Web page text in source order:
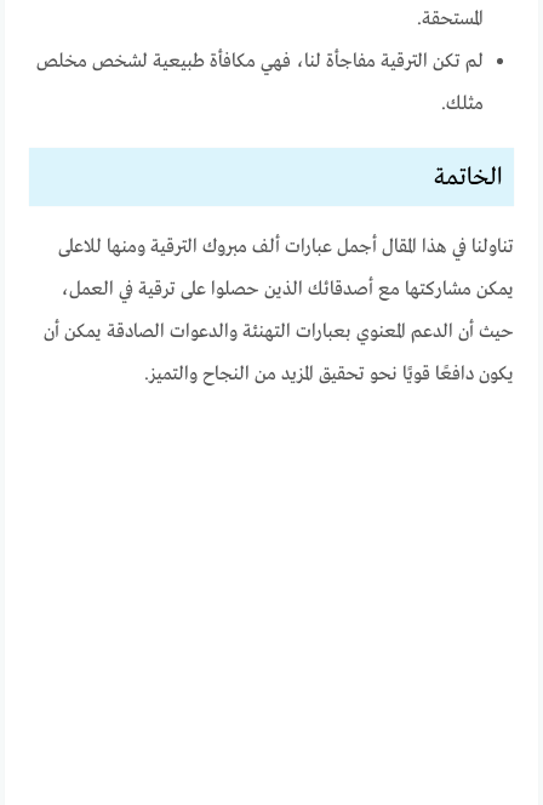
المستحقة.
لم تكن الترقية مفاجأة لنا، فهي مكافأة طبيعية لشخص مخلص
مثلك.
الخاتمة
تناولنا في هذا المقال أجمل عبارات ألف مبروك الترقية ومنها للاعلى
يمكن مشاركتها مع أصدقائك الذين حصلوا على ترقية في العمل،
حيث أن الدعم المعنوي بعبارات التهنئة والدعوات الصادقة يمكن أن
يكون دافعًا قويًا نحو تحقيق المزيد من النجاح والتميز.